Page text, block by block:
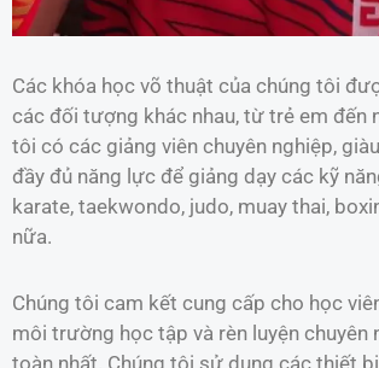
Các khóa học võ thuật của chúng tôi
các đối tượng khác nhau, từ trẻ em đến
tôi có các giảng viên chuyên nghiệp,
đầy đủ năng lực để giảng dạy các kỹ
karate, taekwondo, judo, muay thai,
nữa.
Chúng tôi cam kết cung cấp cho học
môi trường học tập và rèn luyện chuyên